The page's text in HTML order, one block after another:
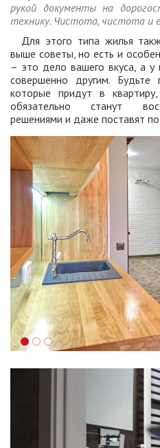
рукой документы на
технику. Чистота, чистота и
Для этого типа жилья
выше советы, но есть и
– это дело вашего вкуса, а
совершенно другим.
которые придут в
обязательно станут
решениями и даже поставят